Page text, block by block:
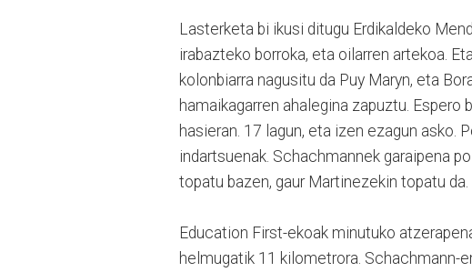
Lasterketa bi ikusi ditugu Erdikaldeko
irabazteko borroka, eta oilarren artekoa.
kolonbiarra nagusitu da Puy Maryn, eta
hamaikagarren ahalegina zapuztu.
hasieran. 17 lagun, eta izen ezagun asko.
indartsuenak. Schachmannek garaipena
topatu bazen, gaur Martinezekin topatu da.
Education First-ekoak minutuko
helmugatik 11 kilometrora. Schachmann-